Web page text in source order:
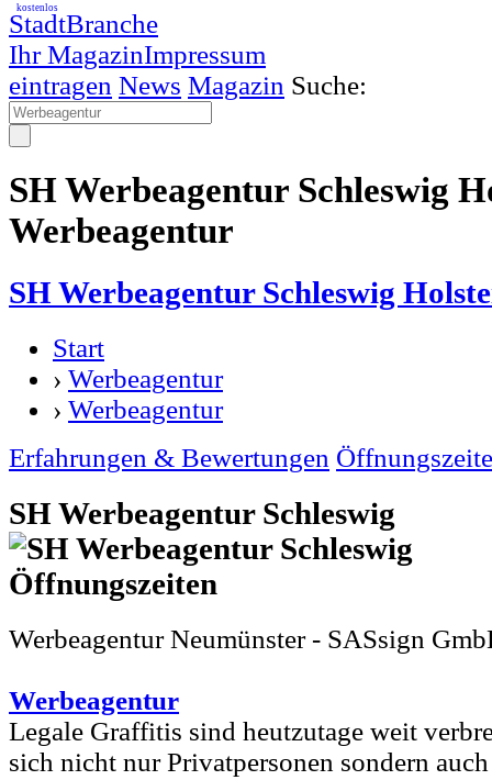
StadtBranche
Ihr MagazinImpressum
kostenlos
eintragen News Magazin Suche:
SH Werbeagentur Schleswig
Werbeagentur
SH Werbeagentur Schleswig
Start
› Werbeagentur
› Werbeagentur
Erfahrungen & Bewertungen
SH Werbeagentur Schleswig
Werbeagentur Neumünster - SASsign
Werbeagentur
Legale Graffitis sind heutzutage weit
sich nicht nur Privatpersonen sondern